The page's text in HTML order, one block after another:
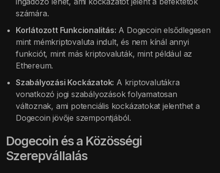
számára.
Korlátozott Funkcionalitás: A Dogecoin elsődlegesen
mint mémkriptovaluta indult, és nem kínál annyi
funkciót, mint más kriptovaluták, mint például az
Ethereum.
Szabályozási Kockázatok: A kriptovalutákra
vonatkozó jogi szabályozások folyamatosan
változnak, ami potenciális kockázatokat jelenthet a
Dogecoin jövője szempontjából.
Dogecoin és a Közösségi
Szerepvállalás